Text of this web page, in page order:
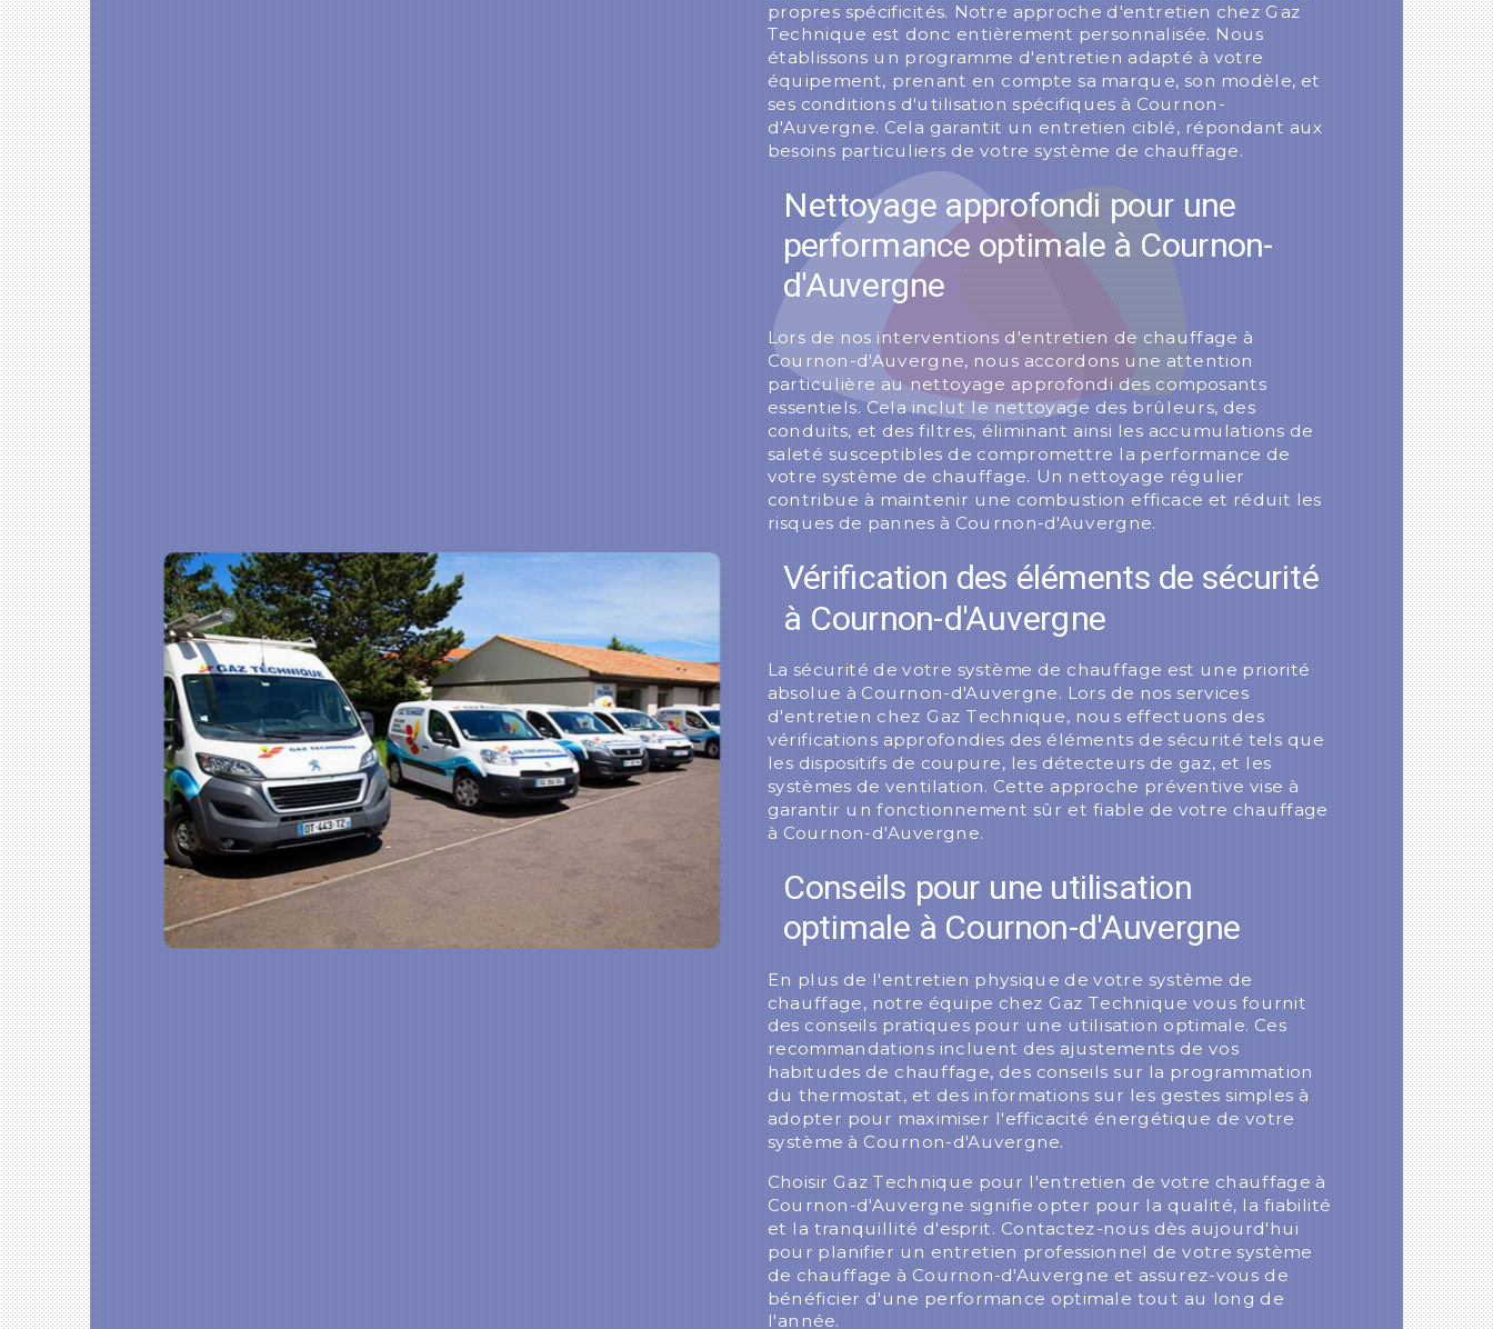
propres spécificités. Notre approche d'entretien chez Gaz
Technique est donc entièrement personnalisée. Nous
établissons un programme d'entretien adapté à votre
équipement, prenant en compte sa marque, son modèle, et
ses conditions d'utilisation spécifiques à Cournon-
d'Auvergne. Cela garantit un entretien ciblé, répondant aux
besoins particuliers de votre système de chauffage.
Nettoyage approfondi pour une
performance optimale à Cournon-
d'Auvergne
Lors de nos interventions d'entretien de chauffage à
Cournon-d'Auvergne, nous accordons une attention
particulière au nettoyage approfondi des composants
essentiels. Cela inclut le nettoyage des brûleurs, des
conduits, et des filtres, éliminant ainsi les accumulations de
saleté susceptibles de compromettre la performance de
votre système de chauffage. Un nettoyage régulier
contribue à maintenir une combustion efficace et réduit les
risques de pannes à Cournon-d'Auvergne.
Vérification des éléments de sécurité
à Cournon-d'Auvergne
La sécurité de votre système de chauffage est une priorité
absolue à Cournon-d'Auvergne. Lors de nos services
d'entretien chez Gaz Technique, nous effectuons des
vérifications approfondies des éléments de sécurité tels que
les dispositifs de coupure, les détecteurs de gaz, et les
systèmes de ventilation. Cette approche préventive vise à
garantir un fonctionnement sûr et fiable de votre chauffage
à Cournon-d'Auvergne.
Conseils pour une utilisation
optimale à Cournon-d'Auvergne
En plus de l'entretien physique de votre système de
chauffage, notre équipe chez Gaz Technique vous fournit
des conseils pratiques pour une utilisation optimale. Ces
recommandations incluent des ajustements de vos
habitudes de chauffage, des conseils sur la programmation
du thermostat, et des informations sur les gestes simples à
adopter pour maximiser l'efficacité énergétique de votre
système à Cournon-d'Auvergne.
Choisir Gaz Technique pour l'entretien de votre chauffage à
Cournon-d'Auvergne signifie opter pour la qualité, la fiabilité
et la tranquillité d'esprit. Contactez-nous dès aujourd'hui
pour planifier un entretien professionnel de votre système
de chauffage à Cournon-d'Auvergne et assurez-vous de
bénéficier d'une performance optimale tout au long de
l'année.